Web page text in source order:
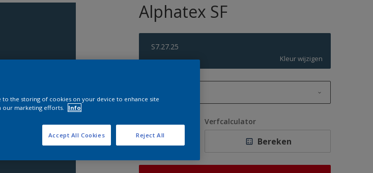
Alphatex SF
S7.27.25
Kleur wijzigen
2,5 L
10 L
Verfcalculator
Bereken
to the storing of cookies on your device to enhance site
our marketing efforts.
Info
Reject All
Accept All Cookies